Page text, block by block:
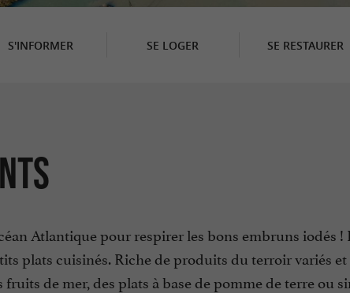
S'INFORMER SE LOGER SE RESTAURER
Atlantique pour respirer les bons embruns iodés
plats cuisinés. Riche de produits du terroir variés
de mer, des plats à base de pomme de terre